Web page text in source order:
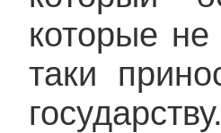
которые
таки
государству.